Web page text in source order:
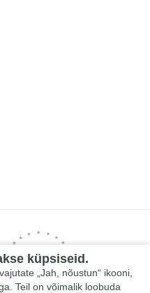
küpsiseid.
„Jah, nõustun“ ikooni,
Teil on võimalik loobuda